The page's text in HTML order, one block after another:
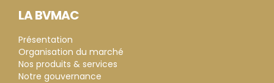
LA BVMAC
Présentation
Organisation du marché
Nos produits & services
Notre gouvernance